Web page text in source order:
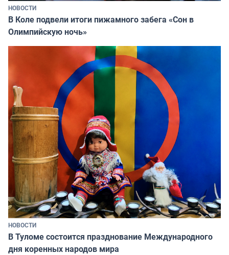
НОВОСТИ
В Коле подвели итоги пижамного забега «Сон в
Олимпийскую ночь»
НОВОСТИ
В Туломе состоится празднование Международного
дня коренных народов мира